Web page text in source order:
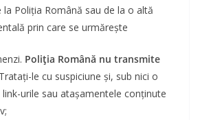
Poliţia Română sau de la o altă
prin care se urmăreşte
Poliţia Română nu transmite
Trataţi-le cu suspiciune şi, sub nici o
urile sau ataşamentele conţinute